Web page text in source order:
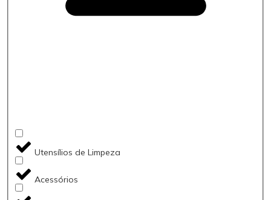
Utensílios de Limpeza
Acessórios